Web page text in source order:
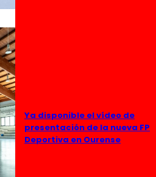
Ya disponible el vídeo de
presentación de la nueva FP
Deportiva en Ourense